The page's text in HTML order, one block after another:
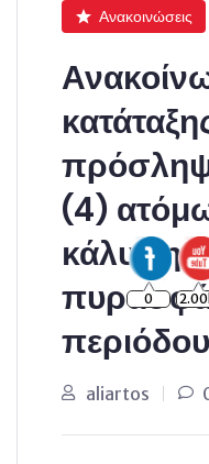
Ανακοινώσεις
(4)
κάλυψη
aliartos
0